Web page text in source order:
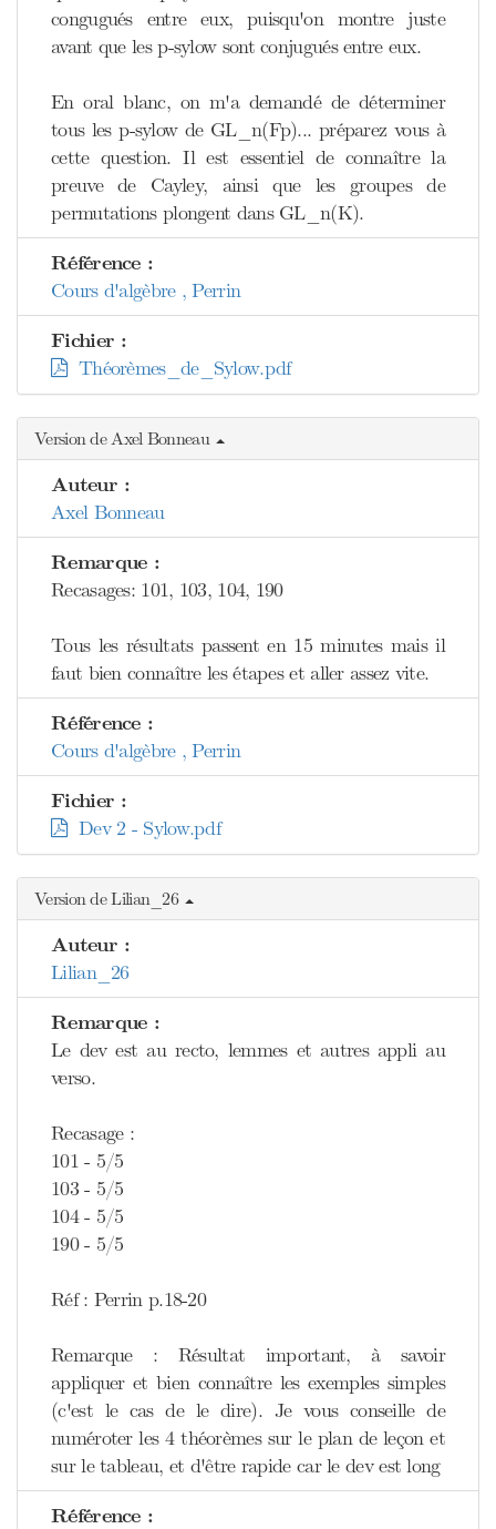
congugués entre eux, puisqu'on montre juste
avant que les p-sylow sont conjugués entre eux.
En oral blanc, on m'a demandé de déterminer
tous les p-sylow de GL_n(Fp)... préparez vous à
cette question. Il est essentiel de connaître la
preuve de Cayley, ainsi que les groupes de
permutations plongent dans GL_n(K).
Référence :
Cours d'algèbre , Perrin
Fichier :
Théorèmes_de_Sylow.pdf
Version de Axel Bonneau
Auteur :
Axel Bonneau
Remarque :
Recasages: 101, 103, 104, 190
Tous les résultats passent en 15 minutes mais il
faut bien connaître les étapes et aller assez vite.
Référence :
Cours d'algèbre , Perrin
Fichier :
Dev 2 - Sylow.pdf
Version de Lilian_26
Auteur :
Lilian_26
Remarque :
Le dev est au recto, lemmes et autres appli au
verso.
Recasage :
101 - 5/5
103 - 5/5
104 - 5/5
190 - 5/5
Réf : Perrin p.18-20
Remarque : Résultat important, à savoir
appliquer et bien connaître les exemples simples
(c'est le cas de le dire). Je vous conseille de
numéroter les 4 théorèmes sur le plan de leçon et
sur le tableau, et d'être rapide car le dev est long
Référence :